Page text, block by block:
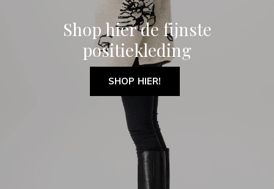
Shop hier de fijnste
positiekleding
SHOP HIER!